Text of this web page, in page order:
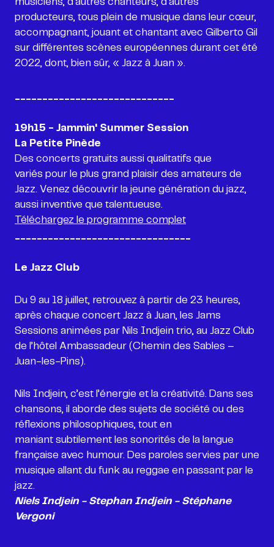
producteurs, tous plein de musique dans leur cœur,
accompagnant, jouant et chantant avec Gilberto Gil
sur différentes scènes européennes durant cet été
2022, dont, bien sûr, « Jazz à Juan ».
19h15 - Jammin' Summer Session
La Petite Pinède
Des concerts gratuits aussi qualitatifs que
variés pour le plus grand plaisir des amateurs de
Jazz. Venez découvrir la jeune génération du jazz,
Téléchargez le programme complet
Le Jazz Club
Du 9 au 18 juillet, retrouvez à partir de 23 heures,
après chaque concert Jazz à Juan, les Jams
Sessions animées par Nils Indjein trio, au Jazz Club
de l’hôtel Ambassadeur (Chemin des Sables –
Nils Indjein, c’est l’énergie et la créativité. Dans ses
chansons, il aborde des sujets de société ou des
réflexions philosophiques, tout en
maniant subtilement les sonorités de la langue
française avec humour. Des paroles servies par une
musique allant du funk au reggae en passant par le
Niels Indjein - Stephan Indjein - Stéphane
Vergoni